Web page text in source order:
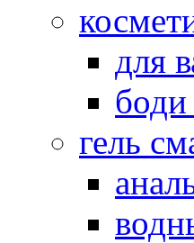
для
боди
гель